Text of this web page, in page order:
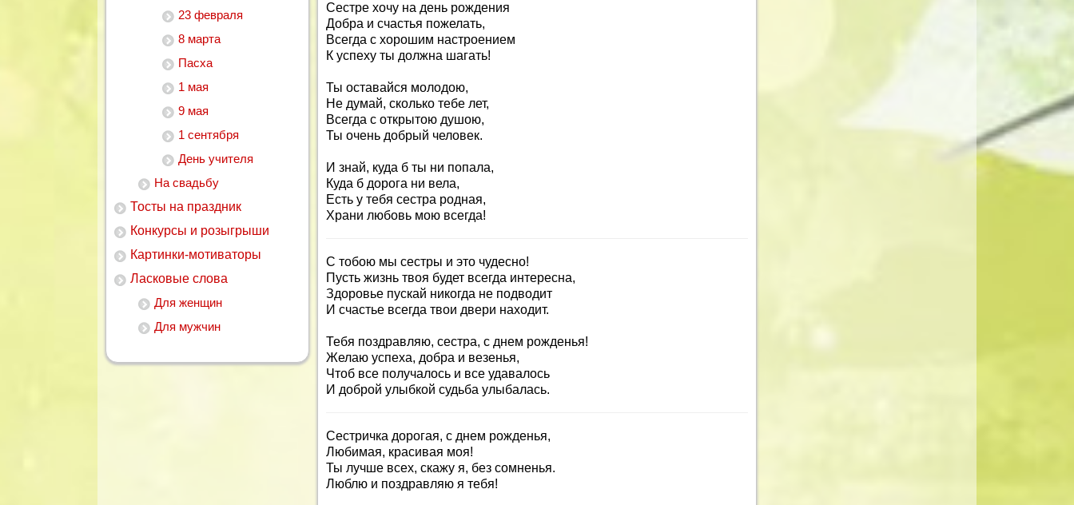
23 февраля
8 марта
Пасха
1 мая
9 мая
1 сентября
День учителя
На свадьбу
Тосты на праздник
Конкурсы и розыгрыши
Картинки-мотиваторы
Ласковые слова
Для женщин
Для мужчин
Сестре хочу на день рождения
Добра и счастья пожелать,
Всегда с хорошим настроением
К успеху ты должна шагать!
Ты оставайся молодою,
Не думай, сколько тебе лет,
Всегда с открытою душою,
Ты очень добрый человек.
И знай, куда б ты ни попала,
Куда б дорога ни вела,
Есть у тебя сестра родная,
Храни любовь мою всегда!
С тобою мы сестры и это чудесно!
Пусть жизнь твоя будет всегда интересна,
Здоровье пускай никогда не подводит
И счастье всегда твои двери находит.
Тебя поздравляю, сестра, с днем рожденья!
Желаю успеха, добра и везенья,
Чтоб все получалось и все удавалось
И доброй улыбкой судьба улыбалась.
Сестричка дорогая, с днем рожденья,
Любимая, красивая моя!
Ты лучше всех, скажу я, без сомненья.
Люблю и поздравляю я тебя!